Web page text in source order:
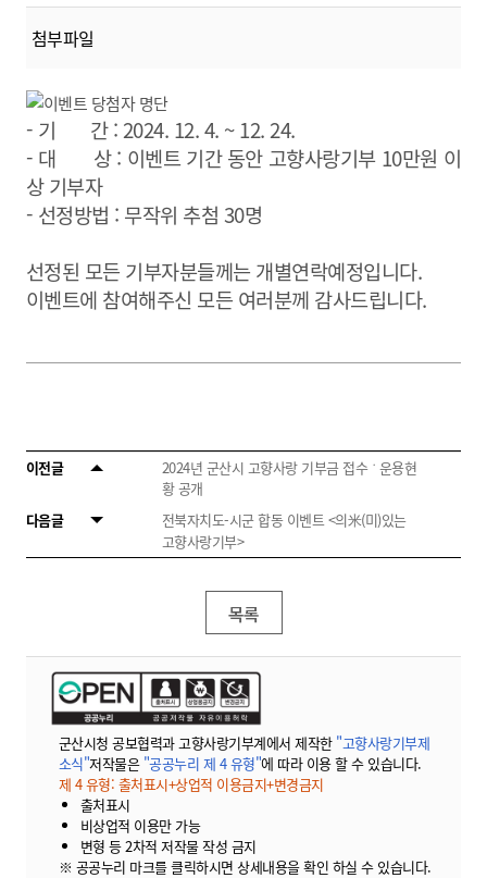
첨부파일
- 기 간 : 2024. 12. 4. ~ 12. 24.
- 대 상 : 이벤트 기간 동안 고향사랑기부 10만원 이
상 기부자
- 선정방법 : 무작위 추첨 30명
선정된 모든 기부자분들께는 개별연락예정입니다.
이벤트에 참여해주신 모든 여러분께 감사드립니다.
이전글
2024년 군산시 고향사랑 기부금 접수 ˙ 운용현
황 공개
다음글
전북자치도-시군 합동 이벤트 <의米(미)있는
고향사랑기부>
목록
군산시청 공보협력과 고향사랑기부계에서 제작한 "고향사랑기부제
소식"저작물은 "공공누리 제 4 유형"에 따라 이용 할 수 있습니다.
제 4 유형: 출처표시+상업적 이용금지+변경금지
출처표시
비상업적 이용만 가능
변형 등 2차적 저작물 작성 금지
※ 공공누리 마크를 클릭하시면 상세내용을 확인 하실 수 있습니다.